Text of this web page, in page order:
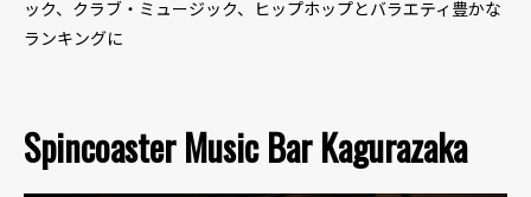
ック、クラブ・ミュージック、ヒップホップとバラエティ豊かな
ランキングに
Spincoaster Music Bar Kagurazaka